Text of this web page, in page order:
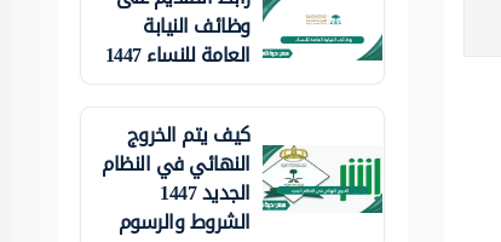
وظائف النيابة
العامة للنساء 1447
كيف يتم الخروج
النهائي في النظام
الجديد 1447
الشروط والرسوم